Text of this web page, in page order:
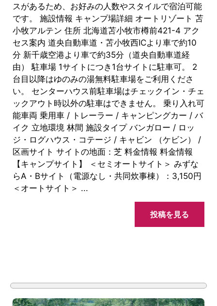
スがあるため、お好みの人数やスタイルで宿泊可能
です。 施設情報 キャンプ場詳細 オートリゾート 苫
小牧アルテン 住所 北海道苫小牧市樽前421-4 アク
セス案内 道央自動車道・苫小牧西ICより車で約10
分 新千歳空港より車で約35分（道央自動車道経
由） 駐車場 1サイトにつき1台サイトに駐車可。 2
台目以降はゆのみの湯無料駐車場をご利用くださ
い。 センターハウス前駐車場はチェックイン・チェ
ックアウト時以外の駐車はできません。 乗り入れ可
能車両 乗用車 / トレーラー / キャンピングカー / バ
イク 立地環境 林間 施設タイプ バンガロー / ロッ
ジ・ログハウス・コテージ / キャビン （ケビン） /
区画サイト サイトの地面：芝 料金情報 料金情報
【キャンプサイト】 ＜セミオートサイト＞ みずな
らA・Bサイト（電源なし・共同炊事棟）：3,150円
＜オートサイト＞ ...
投稿を見る